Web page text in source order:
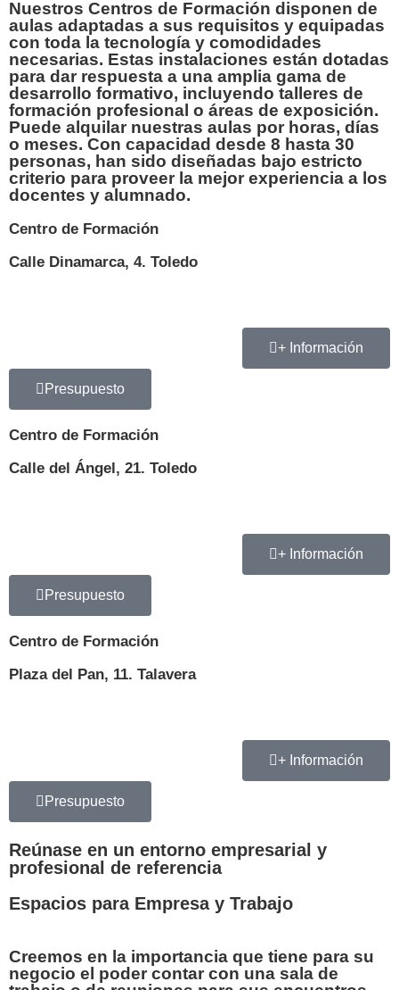
Nuestros Centros de Formación disponen de
aulas adaptadas a sus requisitos y equipadas
con toda la tecnología y comodidades
necesarias. Estas instalaciones están dotadas
para dar respuesta a una amplia gama de
desarrollo formativo, incluyendo talleres de
formación profesional o áreas de exposición.
Puede alquilar nuestras aulas por horas, días
o meses. Con capacidad desde 8 hasta 30
personas, han sido diseñadas bajo estricto
criterio para proveer la mejor experiencia a los
docentes y alumnado.
Centro de Formación
Calle Dinamarca, 4. Toledo
+ Información
Presupuesto
Centro de Formación
Calle del Ángel, 21. Toledo
+ Información
Presupuesto
Centro de Formación
Plaza del Pan, 11. Talavera
+ Información
Presupuesto
Reúnase en un entorno empresarial y
profesional de referencia
Espacios para Empresa y Trabajo
Creemos en la importancia que tiene para su
negocio el poder contar con una sala de